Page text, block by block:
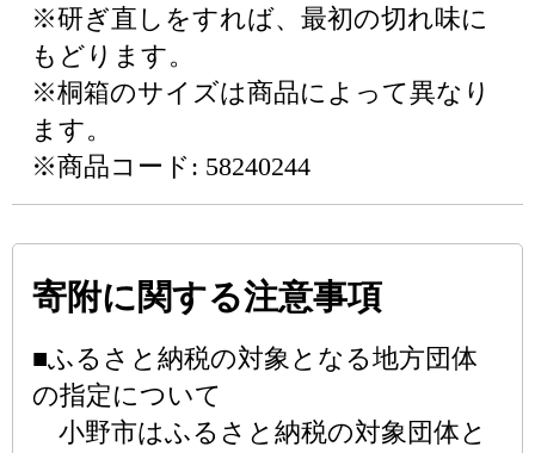
※研ぎ直しをすれば、最初の切れ味に
もどります。
※桐箱のサイズは商品によって異なり
ます。
※商品コード: 58240244
寄附に関する注意事項
■ふるさと納税の対象となる地方団体
の指定について
小野市はふるさと納税の対象団体と